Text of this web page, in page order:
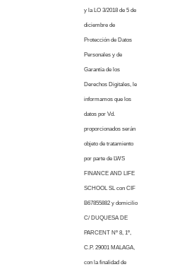
y la LO 3/2018 de 5 de
diciembre de
Protección de Datos
Personales y de
Garantía de los
Derechos Digitales, le
informamos que los
datos por Vd.
proporcionados serán
objeto de tratamiento
por parte de LWS
FINANCE AND LIFE
SCHOOL SL con CIF
B67855882 y domicilio
C/ DUQUESA DE
PARCENT Nº 8, 1º,
C.P. 29001 MALAGA,
con la finalidad de